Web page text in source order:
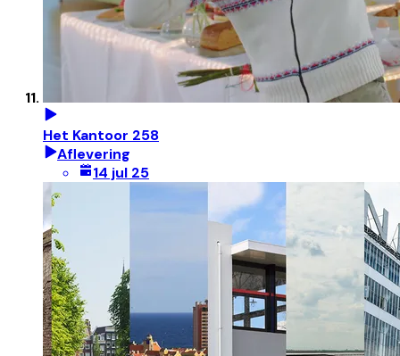
Het Kantoor 258
Aflevering
14 jul 25